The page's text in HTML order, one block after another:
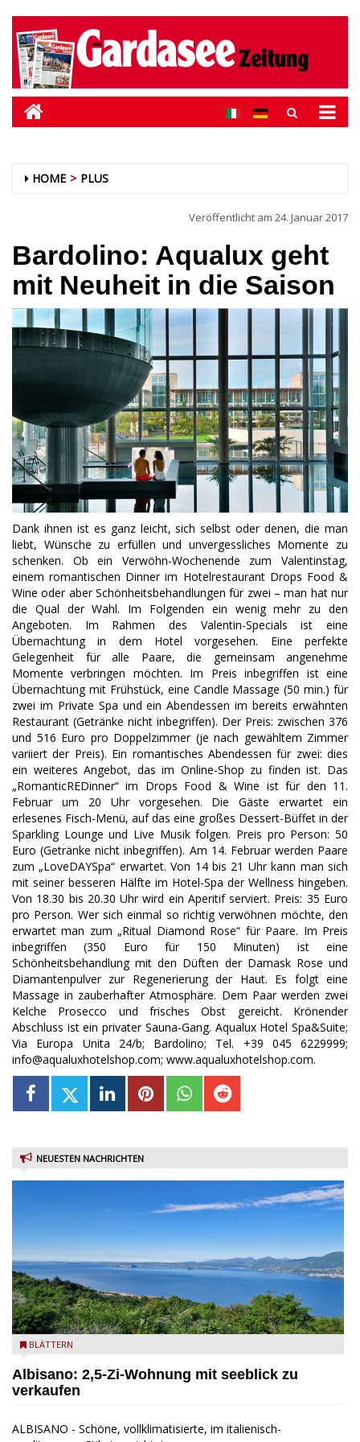
HOME PLUS
Veröffentlicht am 24. Januar 2017
Bardolino: Aqualux geht
mit Neuheit in die Saison
Dank ihnen ist es ganz leicht, sich selbst oder denen, die man
liebt, Wünsche zu erfüllen und unvergessliches Momente zu
schenken. Ob ein Verwöhn-Wochenende zum Valentinstag,
einem romantischen Dinner im Hotelrestaurant Drops Food &
Wine oder aber Schönheitsbehandlungen für zwei – man hat nur
die Qual der Wahl. Im Folgenden ein wenig mehr zu den
Angeboten. Im Rahmen des Valentin-Specials ist eine
Übernachtung in dem Hotel vorgesehen. Eine perfekte
Gelegenheit für alle Paare, die gemeinsam angenehme
Momente verbringen möchten. Im Preis inbegriffen ist eine
Übernachtung mit Frühstück, eine Candle Massage (50 min.) für
zwei im Private Spa und ein Abendessen im bereits erwähnten
Restaurant (Getränke nicht inbegriffen). Der Preis: zwischen 376
und 516 Euro pro Doppelzimmer (je nach gewähltem Zimmer
variiert der Preis). Ein romantisches Abendessen für zwei: dies
ein weiteres Angebot, das im Online-Shop zu finden ist. Das
„RomanticREDinner“ im Drops Food & Wine ist für den 11.
Februar um 20 Uhr vorgesehen. Die Gäste erwartet ein
erlesenes Fisch-Menü, auf das eine großes Dessert-Büffet in der
Sparkling Lounge und Live Musik folgen. Preis pro Person: 50
Euro (Getränke nicht inbegriffen). Am 14. Februar werden Paare
zum „LoveDAYSpa“ erwartet. Von 14 bis 21 Uhr kann man sich
mit seiner besseren Hälfte im Hotel-Spa der Wellness hingeben.
Von 18.30 bis 20.30 Uhr wird ein Aperitif serviert. Preis: 35 Euro
pro Person. Wer sich einmal so richtig verwöhnen möchte, den
erwartet man zum „Ritual Diamond Rose“ für Paare. Im Preis
inbegriffen (350 Euro für 150 Minuten) ist eine
Schönheitsbehandlung mit den Düften der Damask Rose und
Diamantenpulver zur Regenerierung der Haut. Es folgt eine
Massage in zauberhafter Atmosphäre. Dem Paar werden zwei
Kelche Prosecco und frisches Obst gereicht. Krönender
Abschluss ist ein privater Sauna-Gang. Aqualux Hotel Spa&Suite;
Via Europa Unita 24/b; Bardolino; Tel. +39 045 6229999;
info@aqualuxhotelshop.com; www.aqualuxhotelshop.com.
NEUESTEN NACHRICHTEN
Seeblick
BLÄTTERN
Albisano: 2,5-Zi-Wohnung mit seeblick zu
verkaufen
ALBISANO - Schöne, vollklimatisierte, im italienisch-